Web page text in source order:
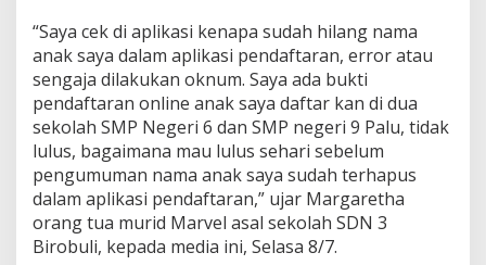
C
a
l
o
n
S
i
s
w
a
D
i
“Saya cek di aplikasi kenapa sudah hilang nama
anak saya dalam aplikasi pendaftaran, error atau
sengaja dilakukan oknum. Saya ada bukti
pendaftaran online anak saya daftar kan di dua
sekolah SMP Negeri 6 dan SMP negeri 9 Palu, tidak
lulus, bagaimana mau lulus sehari sebelum
pengumuman nama anak saya sudah terhapus
dalam aplikasi pendaftaran,” ujar Margaretha
orang tua murid Marvel asal sekolah SDN 3
Birobuli, kepada media ini, Selasa 8/7.